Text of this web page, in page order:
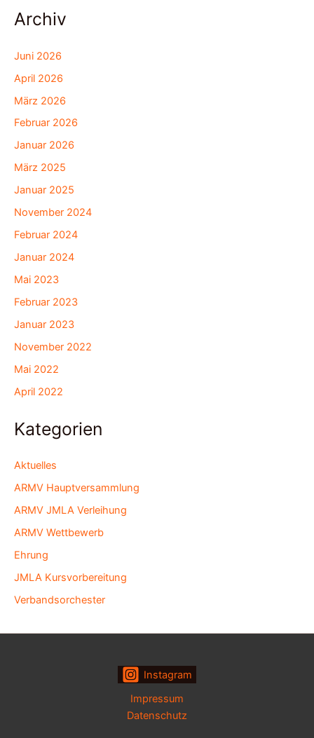
Archiv
Juni 2026
April 2026
März 2026
Februar 2026
Januar 2026
März 2025
Januar 2025
November 2024
Februar 2024
Januar 2024
Mai 2023
Februar 2023
Januar 2023
November 2022
Mai 2022
April 2022
Kategorien
Aktuelles
ARMV Hauptversammlung
ARMV JMLA Verleihung
ARMV Wettbewerb
Ehrung
JMLA Kursvorbereitung
Verbandsorchester
Instagram
Impressum
Datenschutz